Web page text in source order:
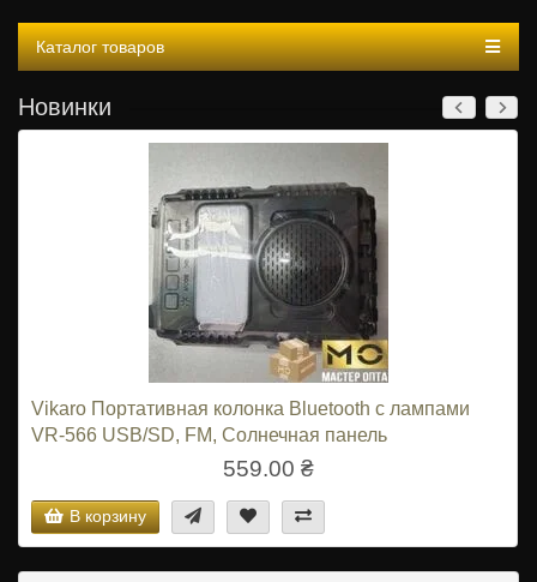
Каталог товаров
Новинки
Vikaro Портативная колонка Bluetooth с лампами
VR-566 USB/SD, FM, Солнечная панель
559.00 ₴
В корзину